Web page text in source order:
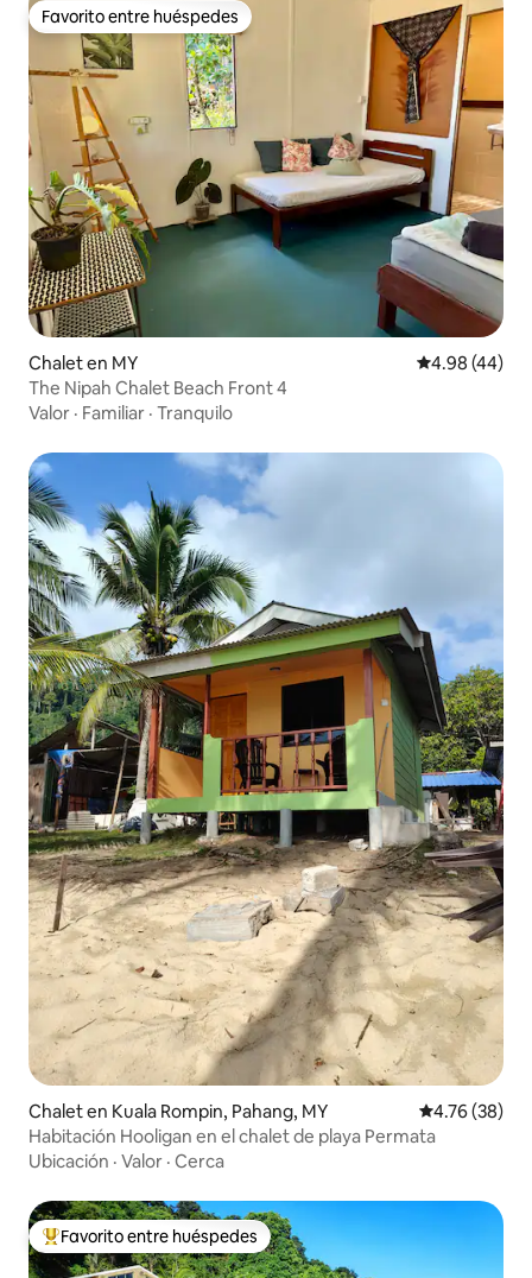
Favorito entre huéspedes
Favorito entre huéspedes
Chalet en MY Calificación
4.98 (44)
The Nipah Chalet Beach Front 4
Valor · Familiar · Tranquilo
Chalet en Kuala Rompin, Pahang, MY Calificación
4.76 (38)
Habitación Hooligan en el chalet de playa Permata
Ubicación · Valor · Cerca
De los mejores en Favorito entre huéspedes
Favorito entre huéspedes